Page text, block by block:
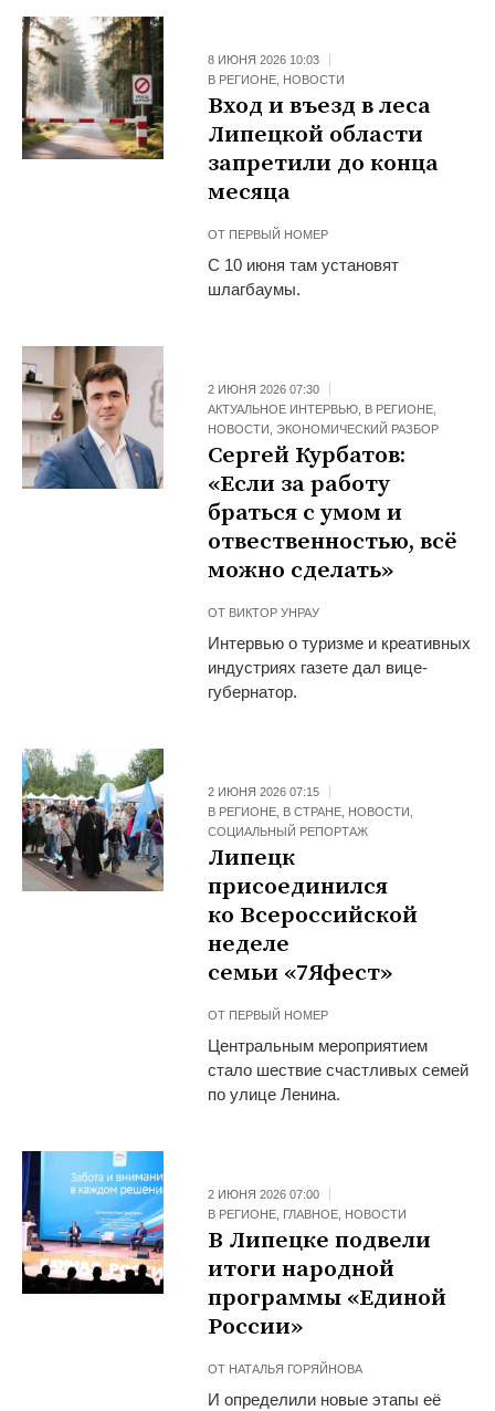
8 ИЮНЯ 2026 10:03
В РЕГИОНЕ, НОВОСТИ
Вход и въезд в леса
Липецкой области
запретили до конца
месяца
ОТ ПЕРВЫЙ НОМЕР
С 10 июня там установят
шлагбаумы.
2 ИЮНЯ 2026 07:30
АКТУАЛЬНОЕ ИНТЕРВЬЮ, В РЕГИОНЕ,
НОВОСТИ ,ЭКОНОМИЧЕСКИЙ РАЗБОР
Сергей Курбатов:
«Если за работу
браться с умом и
отвественностью, всё
можно сделать»
ОТ ВИКТОР УНРАУ
Интервью о туризме и креативных
индустриях газете дал вице-
губернатор.
2 ИЮНЯ 2026 07:15
В РЕГИОНЕ, В СТРАНЕ, НОВОСТИ ,
СОЦИАЛЬНЫЙ РЕПОРТАЖ
Липецк
присоединился
ко Всероссийской
неделе
семьи «7Яфест»
ОТ ПЕРВЫЙ НОМЕР
Центральным мероприятием
стало шествие счастливых семей
по улице Ленина.
2 ИЮНЯ 2026 07:00
В РЕГИОНЕ, ГЛАВНОЕ, НОВОСТИ
В Липецке подвели
итоги народной
программы «Единой
России»
ОТ НАТАЛЬЯ ГОРЯЙНОВА
И определили новые этапы её